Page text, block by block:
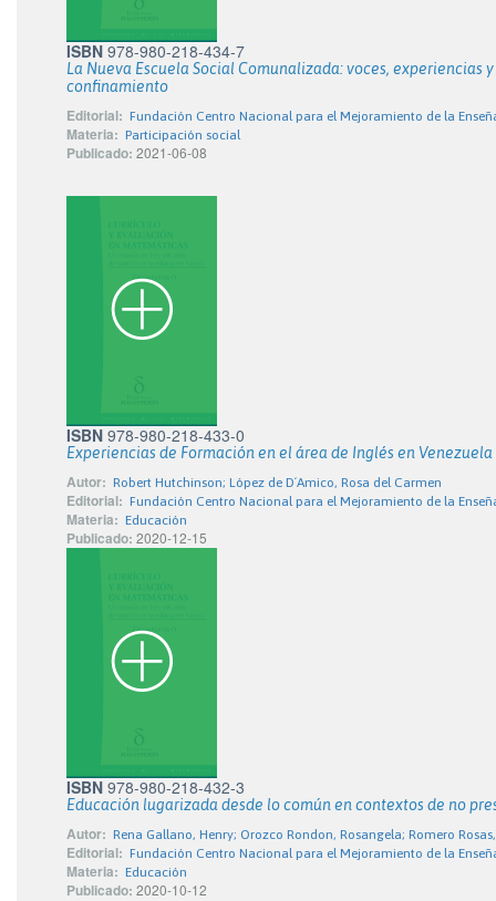
ISBN 978-980-218-434-7
La Nueva Escuela Social Comunalizada: voces,
confinamiento
Editorial: Fundación Centro Nacional para el Mejoramiento de la
Materia: Participación social
Publicado: 2021-06-08
ISBN 978-980-218-433-0
Experiencias de Formación en el área de Inglés en
Autor: Robert Hutchinson; López de D´Amico, Rosa del Carmen
Editorial: Fundación Centro Nacional para el Mejoramiento de la
Materia: Educación
Publicado: 2020-12-15
ISBN 978-980-218-432-3
Educación lugarizada desde lo común en contextos de no
Autor: Rena Gallano, Henry; Orozco Rondon, Rosangela; Romero
Editorial: Fundación Centro Nacional para el Mejoramiento de la
Materia: Educación
Publicado: 2020-10-12